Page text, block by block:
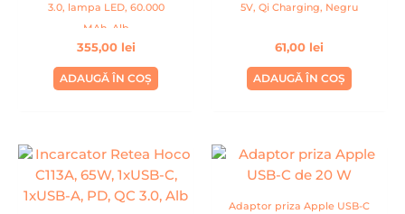
3.0, lampa LED, 60.000
MAh, Alb
355,00 lei
ADAUGĂ ÎN COȘ
5V, Qi Charging, Negru
61,00 lei
ADAUGĂ ÎN COȘ
Adaptor priza Apple USB-C